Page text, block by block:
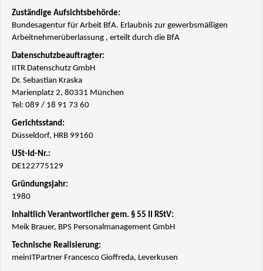
Zuständige Aufsichtsbehörde:
Bundesagentur für Arbeit BfA. Erlaubnis zur gewerbsmäßigen
Arbeitnehmerüberlassung , erteilt durch die BfA
Datenschutzbeauftragter:
IITR Datenschutz GmbH
Dr. Sebastian Kraska
Marienplatz 2, 80331 München
Tel: 089 / 18 91 73 60
Gerichtsstand:
Düsseldorf, HRB 99160
USt-Id-Nr.:
DE122775129
Gründungsjahr:
1980
Inhaltlich Verantwortlicher gem. § 55 II RStV:
Meik Brauer, BPS Personalmanagement GmbH
Technische Realisierung:
meinITPartner Francesco Gioffreda, Leverkusen